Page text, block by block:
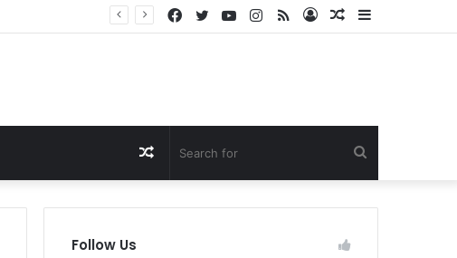
Random
Log
RSS
Instagram
YouTube
Twitter
Facebook
for
Random
Article
Follow Us